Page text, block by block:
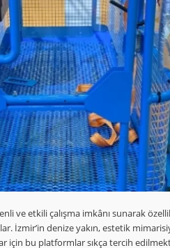
ve etkili çalışma imkânı sunarak
İzmir’in denize yakın, estetik
için bu platformlar sıkça tercih